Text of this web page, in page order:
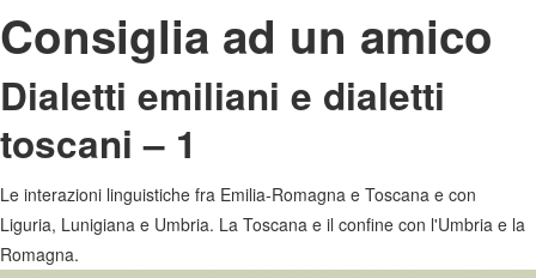
Consiglia ad un amico
Dialetti emiliani e dialetti
toscani – 1
Le interazioni linguistiche fra Emilia-Romagna e Toscana e con
Liguria, Lunigiana e Umbria. La Toscana e il confine con l'Umbria e la
Romagna.